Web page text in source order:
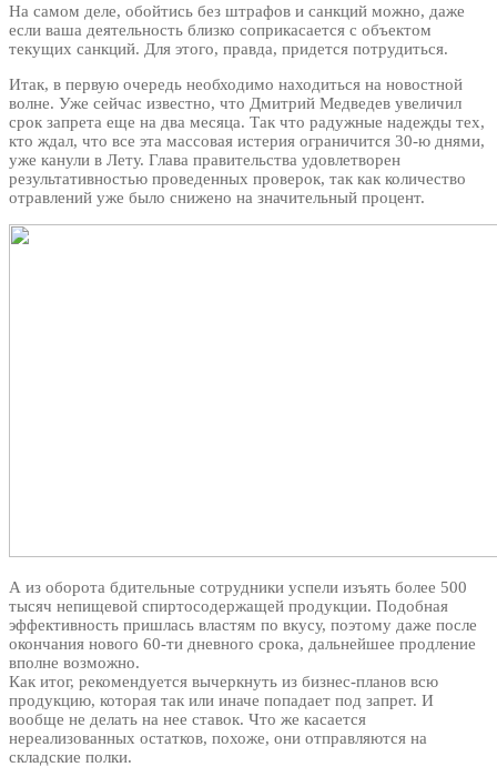
На самом деле, обойтись без штрафов и санкций можно, даже
если ваша деятельность близко соприкасается с объектом
текущих санкций. Для этого, правда, придется потрудиться.
Итак, в первую очередь необходимо находиться на новостной
волне. Уже сейчас известно, что Дмитрий Медведев увеличил
срок запрета еще на два месяца. Так что радужные надежды тех,
кто ждал, что все эта массовая истерия ограничится 30-ю днями,
уже канули в Лету. Глава правительства удовлетворен
результативностью проведенных проверок, так как количество
отравлений уже было снижено на значительный процент.
А из оборота бдительные сотрудники успели изъять более 500
тысяч непищевой спиртосодержащей продукции. Подобная
эффективность пришлась властям по вкусу, поэтому даже после
окончания нового 60-ти дневного срока, дальнейшее продление
вполне возможно.
Как итог, рекомендуется вычеркнуть из бизнес-планов всю
продукцию, которая так или иначе попадает под запрет. И
вообще не делать на нее ставок. Что же касается
нереализованных остатков, похоже, они отправляются на
складские полки.